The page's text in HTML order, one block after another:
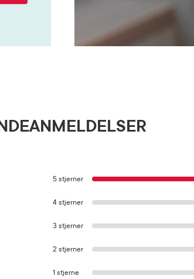
5 stjerner
4 stjerner
3 stjerner
2 stjerner
1 stjerne